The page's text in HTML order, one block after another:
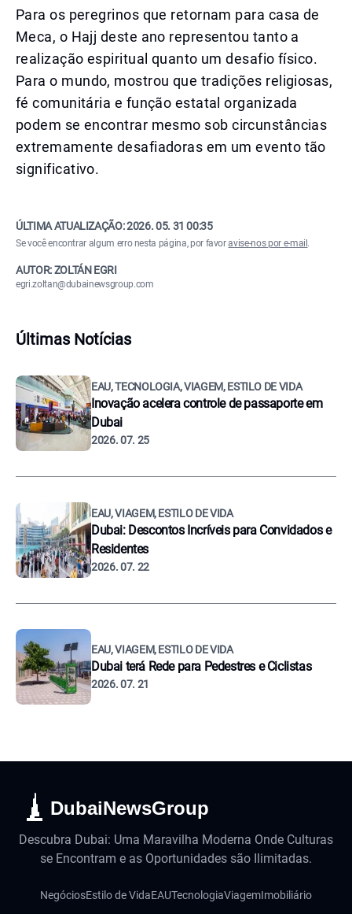
Para os peregrinos que retornam para casa de
Meca, o Hajj deste ano representou tanto a
realização espiritual quanto um desafio físico.
Para o mundo, mostrou que tradições religiosas,
fé comunitária e função estatal organizada
podem se encontrar mesmo sob circunstâncias
extremamente desafiadoras em um evento tão
significativo.
ÚLTIMA ATUALIZAÇÃO:2026. 05. 31 00:35
Se você encontrar algum erro nesta página, por favoravise-nos por e-mail .
AUTOR: ZOLTÁN EGRI
egri.zoltan@dubainewsgroup.com
Últimas Notícias
EAU, TECNOLOGIA, VIAGEM, ESTILO DE VIDA
Inovação acelera controle de passaporte em
Dubai
2026. 07. 25
EAU, VIAGEM, ESTILO DE VIDA
Dubai: Descontos Incríveis para Convidados e
Residentes
2026. 07. 22
EAU, VIAGEM, ESTILO DE VIDA
Dubai terá Rede para Pedestres e Ciclistas
2026. 07. 21
DubaiNewsGroup
Descubra Dubai: Uma Maravilha Moderna Onde Culturas
se Encontram e as Oportunidades são Ilimitadas.
NegóciosEstilo de VidaEAUTecnologiaViagemImobiliário